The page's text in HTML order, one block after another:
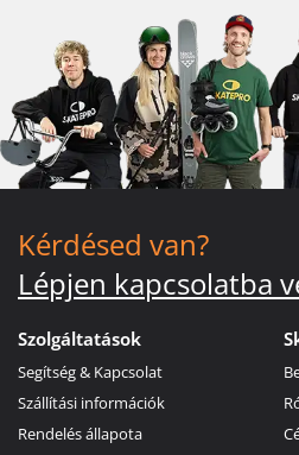
Kérdésed van?
Lépjen kapcsolatba
Szolgáltatások
Segítség & Kapcsolat
Szállítási információk
Rendelés állapota